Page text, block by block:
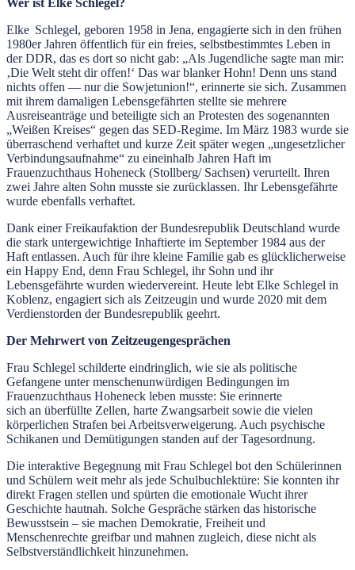
Elke Schlegel, geboren 1958 in Jena, engagierte sich in den frühen
1980er Jahren öffentlich für ein freies, selbstbestimmtes Leben in
der DDR, das es dort so nicht gab: „Als Jugendliche sagte man mir:
‚Die Welt steht dir offen!‘ Das war blanker Hohn! Denn uns stand
nichts offen — nur die Sowjetunion!“, erinnerte sie sich. Zusammen
mit ihrem damaligen Lebensgefährten stellte sie mehrere
Ausreiseanträge und beteiligte sich an Protesten des sogenannten
„Weißen Kreises“ gegen das SED‑Regime. Im März 1983 wurde sie
überraschend verhaftet und kurze Zeit später wegen „ungesetzlicher
Verbindungsaufnahme“ zu eineinhalb Jahren Haft im
Frauenzuchthaus Hoheneck (Stollberg/ Sachsen) verurteilt. Ihren
zwei Jahre alten Sohn musste sie zurücklassen. Ihr Lebensgefährte
wurde ebenfalls verhaftet.
Dank einer Freikaufaktion der Bundesrepublik Deutschland wurde
die stark untergewichtige Inhaftierte im September 1984 aus der
Haft entlassen. Auch für ihre kleine Familie gab es glücklicherweise
ein Happy End, denn Frau Schlegel, ihr Sohn und ihr
Lebensgefährte wurden wiedervereint. Heute lebt Elke Schlegel in
Koblenz, engagiert sich als Zeitzeugin und wurde 2020 mit dem
Verdienstorden der Bundesrepublik geehrt.
Der Mehrwert von Zeitzeugengesprächen
Frau Schlegel schilderte eindringlich, wie sie als politische
Gefangene unter menschenunwürdigen Bedingungen im
Frauenzuchthaus Hoheneck leben musste: Sie erinnerte
sich an überfüllte Zellen, harte Zwangsarbeit sowie die vielen
körperlichen Strafen bei Arbeitsverweigerung. Auch psychische
Schikanen und Demütigungen standen auf der Tagesordnung.
Die interaktive Begegnung mit Frau Schlegel bot den Schülerinnen
und Schülern weit mehr als jede Schulbuchlektüre: Sie konnten ihr
direkt Fragen stellen und spürten die emotionale Wucht ihrer
Geschichte hautnah. Solche Gespräche stärken das historische
Bewusstsein – sie machen Demokratie, Freiheit und
Menschenrechte greifbar und mahnen zugleich, diese nicht als
Selbstverständlichkeit hinzunehmen.